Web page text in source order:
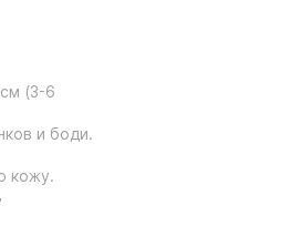
(3-6
и боди.
кожу.